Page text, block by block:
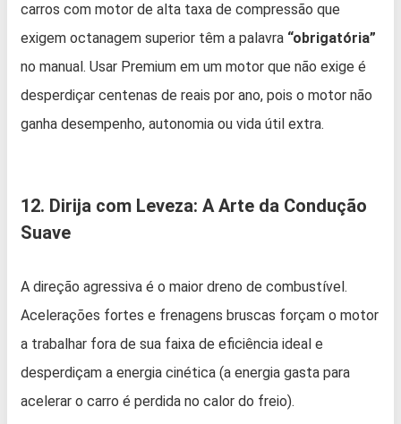
carros com motor de alta taxa de compressão que
exigem octanagem superior têm a palavra “obrigatória”
no manual. Usar Premium em um motor que não exige é
desperdiçar centenas de reais por ano, pois o motor não
ganha desempenho, autonomia ou vida útil extra.
12. Dirija com Leveza: A Arte da Condução
Suave
A direção agressiva é o maior dreno de combustível.
Acelerações fortes e frenagens bruscas forçam o motor
a trabalhar fora de sua faixa de eficiência ideal e
desperdiçam a energia cinética (a energia gasta para
acelerar o carro é perdida no calor do freio).